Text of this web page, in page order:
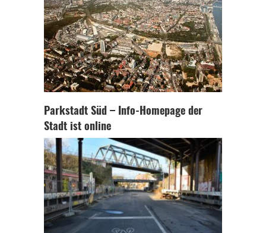
Parkstadt Süd – Info-Homepage der
Stadt ist online